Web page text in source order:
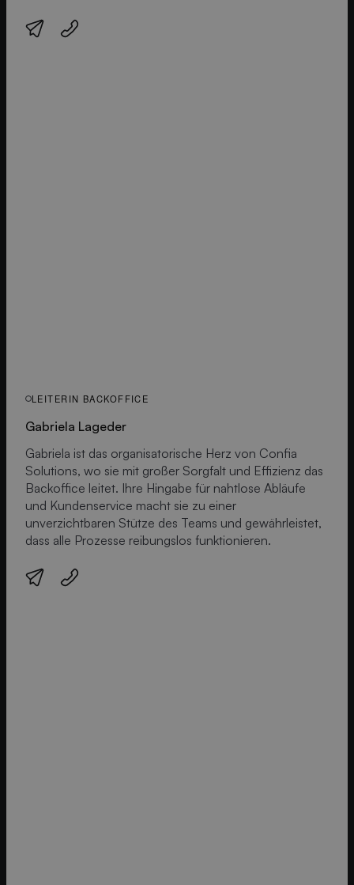
LEITERIN BACKOFFICE
Gabriela Lageder
Gabriela ist das organisatorische Herz von Confia
Solutions, wo sie mit großer Sorgfalt und Effizienz das
Backoffice leitet. Ihre Hingabe für nahtlose Abläufe
und Kundenservice macht sie zu einer
unverzichtbaren Stütze des Teams und gewährleistet,
dass alle Prozesse reibungslos funktionieren.